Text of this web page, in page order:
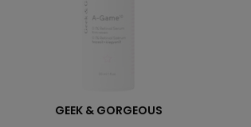
GEEK & GORGEOUS